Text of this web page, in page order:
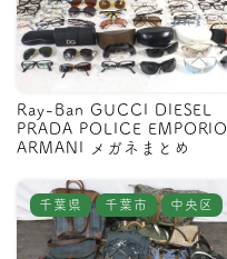
Ray-Ban GUCCI DIESEL
PRADA POLICE EMPORIO
ARMANI メガネまとめ
千葉県 千葉市 中央区